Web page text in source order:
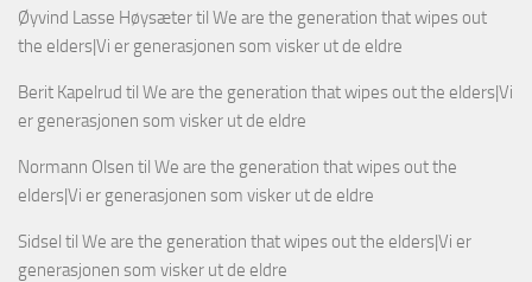
Øyvind Lasse Høysætertil We are the generation that wipes out
the elders|Vi er generasjonen som visker ut de eldre
Berit Kapelrud til We are the generation that wipes out the elders|Vi
er generasjonen som visker ut de eldre
Normann Olsen til We are the generation that wipes out the
elders|Vi er generasjonen som visker ut de eldre
Sidsel til We are the generation that wipes out the elders|Vi er
generasjonen som visker ut de eldre